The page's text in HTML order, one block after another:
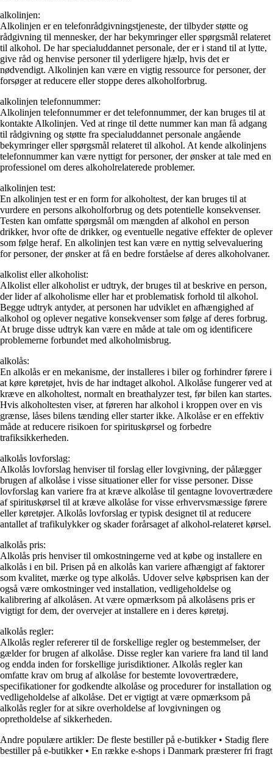
alkolinjen:
Alkolinjen er en telefonrådgivningstjeneste, der tilbyder støtte og
rådgivning til mennesker, der har bekymringer eller spørgsmål relateret
til alkohol. De har specialuddannet personale, der er i stand til at lytte,
give råd og henvise personer til yderligere hjælp, hvis det er
nødvendigt. Alkolinjen kan være en vigtig ressource for personer, der
forsøger at reducere eller stoppe deres alkoholforbrug.
alkolinjen telefonnummer:
Alkolinjen telefonnummer er det telefonnummer, der kan bruges til at
kontakte Alkolinjen. Ved at ringe til dette nummer kan man få adgang
til rådgivning og støtte fra specialuddannet personale angående
bekymringer eller spørgsmål relateret til alkohol. At kende alkolinjens
telefonnummer kan være nyttigt for personer, der ønsker at tale med en
professionel om deres alkoholrelaterede problemer.
alkolinjen test:
En alkolinjen test er en form for alkoholtest, der kan bruges til at
vurdere en persons alkoholforbrug og dets potentielle konsekvenser.
Testen kan omfatte spørgsmål om mængden af alkohol en person
drikker, hvor ofte de drikker, og eventuelle negative effekter de oplever
som følge heraf. En alkolinjen test kan være en nyttig selvevaluering
for personer, der ønsker at få en bedre forståelse af deres alkoholvaner.
alkolist eller alkoholist:
Alkolist eller alkoholist er udtryk, der bruges til at beskrive en person,
der lider af alkoholisme eller har et problematisk forhold til alkohol.
Begge udtryk antyder, at personen har udviklet en afhængighed af
alkohol og oplever negative konsekvenser som følge af deres forbrug.
At bruge disse udtryk kan være en måde at tale om og identificere
problemerne forbundet med alkoholmisbrug.
alkolås:
En alkolås er en mekanisme, der installeres i biler og forhindrer førere i
at køre køretøjet, hvis de har indtaget alkohol. Alkolåse fungerer ved at
kræve en alkoholtest, normalt en breathalyzer test, før bilen kan startes.
Hvis alkoholtesten viser, at føreren har alkohol i kroppen over en vis
grænse, låses bilens tænding eller starter ikke. Alkolåse er en effektiv
måde at reducere risikoen for spirituskørsel og forbedre
trafiksikkerheden.
alkolås lovforslag:
Alkolås lovforslag henviser til forslag eller lovgivning, der pålægger
brugen af alkolåse i visse situationer eller for visse personer. Disse
lovforslag kan variere fra at kræve alkolåse til gentagne lovovertrædere
af spirituskørsel til at kræve alkolåse for visse erhvervsmæssige førere
eller køretøjer. Alkolås lovforslag er typisk designet til at reducere
antallet af trafikulykker og skader forårsaget af alkohol-relateret kørsel.
alkolås pris:
Alkolås pris henviser til omkostningerne ved at købe og installere en
alkolås i en bil. Prisen på en alkolås kan variere afhængigt af faktorer
som kvalitet, mærke og type alkolås. Udover selve købsprisen kan der
også være omkostninger ved installation, vedligeholdelse og
kalibrering af alkolåsen. At være opmærksom på alkolåsens pris er
vigtigt for dem, der overvejer at installere en i deres køretøj.
alkolås regler:
Alkolås regler refererer til de forskellige regler og bestemmelser, der
gælder for brugen af alkolåse. Disse regler kan variere fra land til land
og endda inden for forskellige jurisdiktioner. Alkolås regler kan
omfatte krav om brug af alkolåse for bestemte lovovertrædere,
specifikationer for godkendte alkolåse og procedurer for installation og
vedligeholdelse af alkolåse. Det er vigtigt at være opmærksom på
alkolås regler for at sikre overholdelse af lovgivningen og
opretholdelse af sikkerheden.
Andre populære artikler: De fleste bestiller på e-butikker• Stadig flere
bestiller på e-butikker• En række e-shops i Danmark præsterer fri fragt